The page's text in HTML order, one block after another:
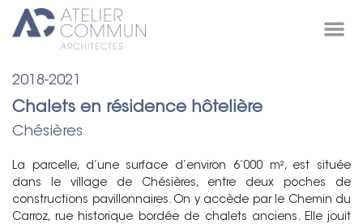
2018-2021
Chalets en résidence hôtelière
Chésières
La parcelle, d’une surface d’environ 6’000 m², est située
dans le village de Chésières, entre deux poches de
constructions pavillonnaires. On y accède par le Chemin du
Carroz, rue historique bordée de chalets anciens. Elle jouit